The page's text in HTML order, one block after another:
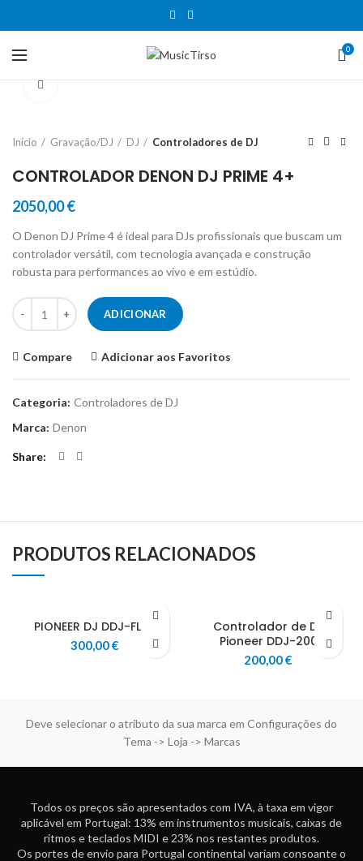
0
Início Gravação/DJ DJ Controladores de DJ
CONTROLADOR DENON DJ PRIME 4+
2050,00€
O Denon DJ Prime 4 é ideal para DJs profissionais que buscam um
controlador versátil, com tecnologia avançada e construção
robusta para performances ao vivo e em estúdio.
Quantidade de CONTROLADOR DENON DJ PRIME 4+
ADICIONAR
Compare Adicionar aos Favoritos
Categoria: Controladores de DJ
Marca: Denon
Share
PRODUTOS RELACIONADOS
PIONEER DJ DDJ-FLX4
300,00€
Controlador de DJ
Pioneer DDJ-200
200,00€
Deve selecionar o atributo da sua marca em Configurações do
Tema -> Loja -> Marcas
Todos os preços são apresentados com IVA, à taxa em vigor
aplicável em Portugal: 13% em instrumentos musicais, caixas de
ritmos e teclados MIDI e 23% nos restantes produtos.
Os portes de envio para Portugal continental variam consoante o